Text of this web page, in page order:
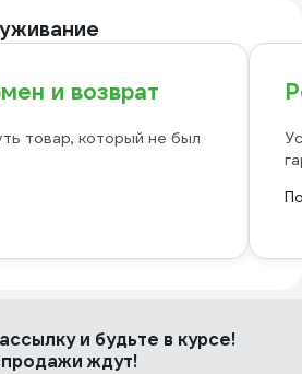
и возврат
товар, который не был
и будьте в курсе!
ждут!